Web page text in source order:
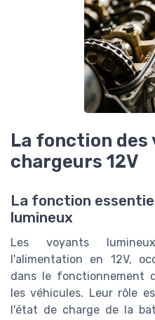
La fonction des
chargeurs 12V
La fonction
lumineux
Les voyants
l'alimentation en 12V,
dans le fonctionnement
les véhicules. Leur rôle
l'état de charge de la